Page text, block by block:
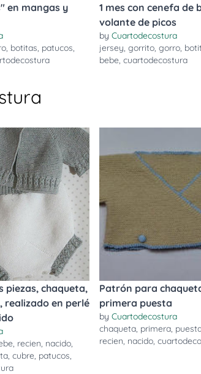
en mangas y
, botitas, patucos,
1 mes con cenefa de
volante de picos
by Cuartodecostura
jersey, gorrito, gorro,
bebe, cuartodecostura
piezas, chaqueta,
realizado en perlé
, recien, nacido,
, cubre, patucos,
Patrón para
primera puesta
by Cuartodecostura
chaqueta, primera,
recien, nacido,